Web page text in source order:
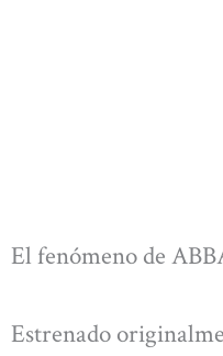
El fenómeno de
Estrenado